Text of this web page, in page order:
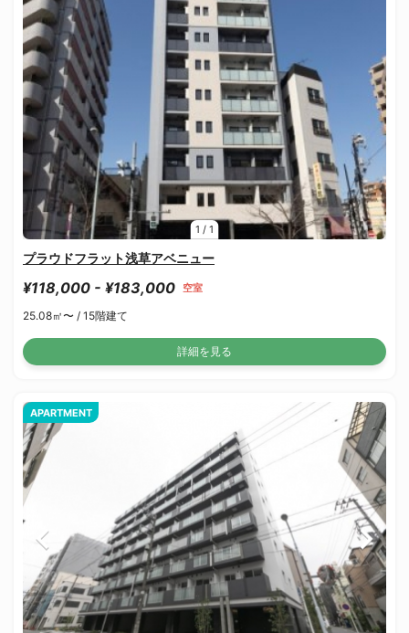
1 / 1
プラウドフラット浅草アベニュー
¥118,000 - ¥183,000 空室
25.08㎡〜 / 15階建て
詳細を見る
APARTMENT